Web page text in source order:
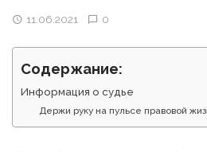
11.06.2021 0
Содержание:
Информация о судье
Держи руку на пульсе правовой